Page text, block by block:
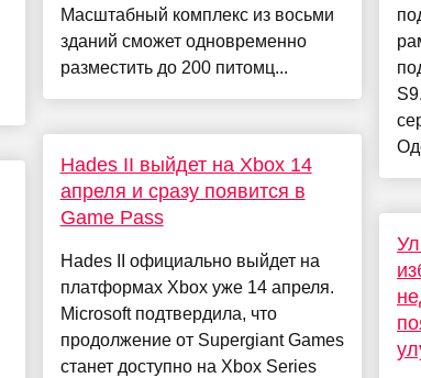
Масштабный комплекс из восьми
зданий сможет одновременно
разместить до 200 питомц...
Hades II выйдет на Xbox 14
апреля и сразу появится в
Game Pass
Hades II официально выйдет на
платформах Xbox уже 14 апреля.
Microsoft подтвердила, что
продолжение от Supergiant Games
станет доступно на Xbox Series